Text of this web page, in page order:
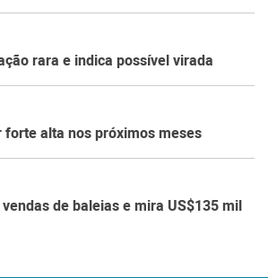
rara e indica possível virada
forte alta nos próximos meses
de baleias e mira US$135 mil